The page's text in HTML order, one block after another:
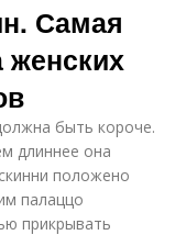
Самая
женских
быть короче.
длиннее она
положено
палаццо
прикрывать